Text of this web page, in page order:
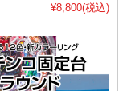
¥8,800(税込)